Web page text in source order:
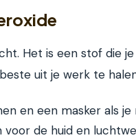
Het is een stof die
uit je werk te
en een masker als
de huid en